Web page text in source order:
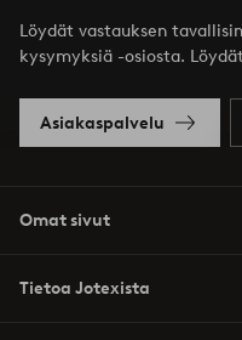
Löydät vastauksen
kysymyksiä -osiosta.
Asiakaspalvelu
Omat sivut
Tietoa Jotexista